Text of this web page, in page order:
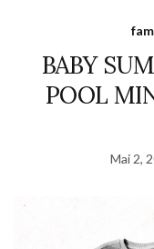
BABY
POOL
Mai 2,